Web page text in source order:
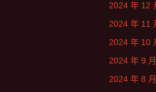
2024 年 12
2024 年 11
2024 年 10
2024 年 9 月
2024 年 8 月